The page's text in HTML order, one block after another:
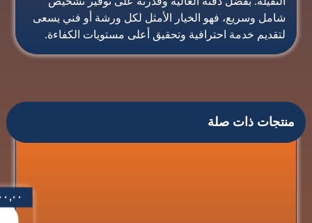
شامل وسريع، فهو الخيار الأمثل لكل ورشة أو فني يسعى
لتقديم خدمة احترافية وتحقيق أعلى مستويات الكفاءة.
منتجات ذات صلة